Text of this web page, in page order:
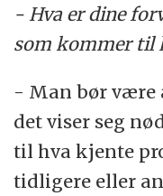
- Hva er dine
som kommer til
- Man bør være
det viser seg
til hva kjente
tidligere eller